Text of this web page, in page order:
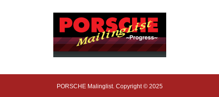
PORSCHE Malinglist. Copyright © 2025